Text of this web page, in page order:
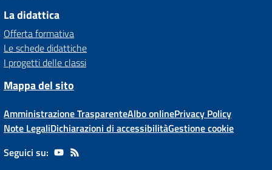
La didattica
Offerta formativa
Le schede didattiche
I progetti delle classi
Mappa del sito
Amministrazione TrasparenteAlbo onlinePrivacy Policy
Note LegaliDichiarazioni di accessibilitàGestione cookie
Seguici su: